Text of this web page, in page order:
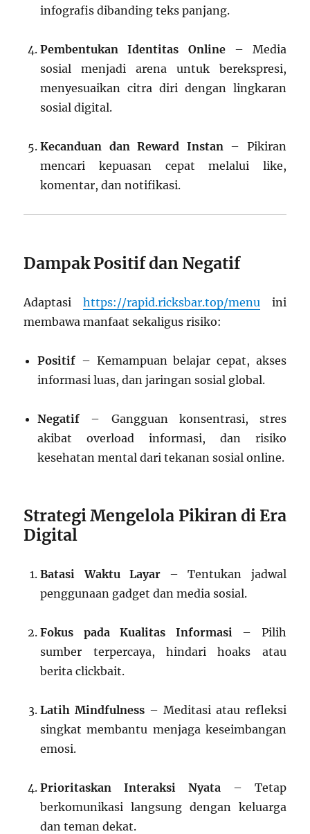
infografis dibanding teks panjang.
Pembentukan Identitas Online– Media
sosial menjadi arena untuk berekspresi,
menyesuaikan citra diri dengan lingkaran
sosial digital.
Kecanduan dan Reward Instan– Pikiran
mencari kepuasan cepat melalui like,
komentar, dan notifikasi.
Dampak Positif dan Negatif
Adaptasi https://rapid.ricksbar.top/menu ini
membawa manfaat sekaligus risiko:
Positif – Kemampuan belajar cepat, akses
informasi luas, dan jaringan sosial global.
Negatif – Gangguan konsentrasi, stres
akibat overload informasi, dan risiko
kesehatan mental dari tekanan sosial online.
Strategi Mengelola Pikiran di Era
Digital
Batasi Waktu Layar– Tentukan jadwal
penggunaan gadget dan media sosial.
Fokus pada Kualitas Informasi– Pilih
sumber terpercaya, hindari hoaks atau
berita clickbait.
Latih Mindfulness – Meditasi atau refleksi
singkat membantu menjaga keseimbangan
emosi.
Prioritaskan Interaksi Nyata – Tetap
berkomunikasi langsung dengan keluarga
dan teman dekat.